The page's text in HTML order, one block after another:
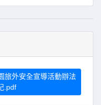
旅外安全宣導活動辦法
.pdf